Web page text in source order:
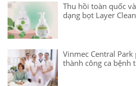
Thu hồi toàn quốc
dạng bọt Layer
Vinmec Central
thành công ca bệnh